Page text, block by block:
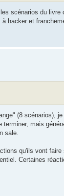
scénarios du livre
hacker et
(8 scénarios),
mais
sale.
qu'ils vont
Certaines